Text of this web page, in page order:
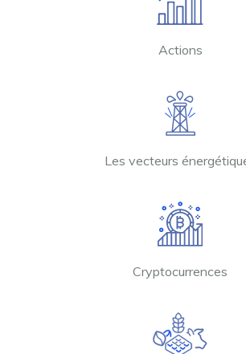
Actions
Les vecteurs
Cryptocurrences